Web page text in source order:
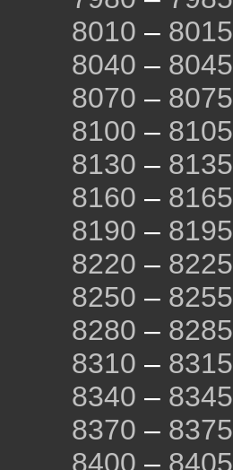
8010 – 8015
8040 – 8045
8070 – 8075
8100 – 8105
8130 – 8135
8160 – 8165
8190 – 8195
8220 – 8225
8250 – 8255
8280 – 8285
8310 – 8315
8340 – 8345
8370 – 8375
8400 – 8405